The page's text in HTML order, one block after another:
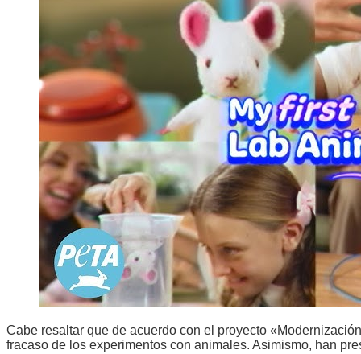
Cabe resaltar que de acuerdo con el proyecto
fracaso de los experimentos con animales. Asimismo, han